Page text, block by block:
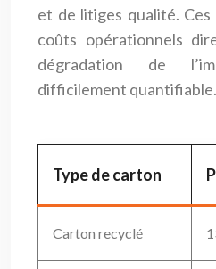
et de litiges qualité.
coûts opérationnels
dégradation de
difficilement quantifiable.
Type de carton
Carton recyclé